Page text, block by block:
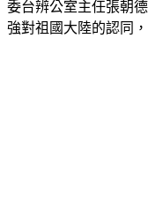
委台辨公室主任張朝
強對祖國大陸的認同